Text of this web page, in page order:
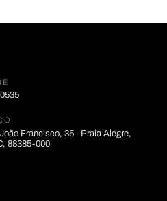
Francisco, 35 - Praia Alegre,
88385-000